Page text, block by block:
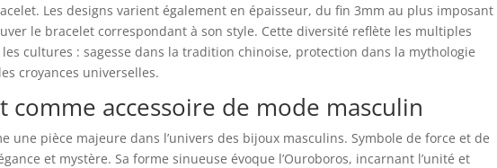
Les designs varient également en épaisseur, du fin 3mm au plus imposant
le bracelet correspondant à son style. Cette diversité reflète les multiples
cultures : sagesse dans la tradition chinoise, protection dans la mythologie
croyances universelles.
comme accessoire de mode masculin
une pièce majeure dans l’univers des bijoux masculins. Symbole de force et de
et mystère. Sa forme sinueuse évoque l’Ouroboros, incarnant l’unité et